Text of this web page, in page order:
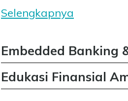
Selengkapnya
Embedded Banking
Produk kemitraan
pembiayaan yang
Edukasi Finansial